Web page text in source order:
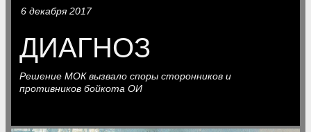
6 декабря 2017
ДИАГНОЗ
Решение МОК вызвало споры сторонников и
противников бойкота ОИ